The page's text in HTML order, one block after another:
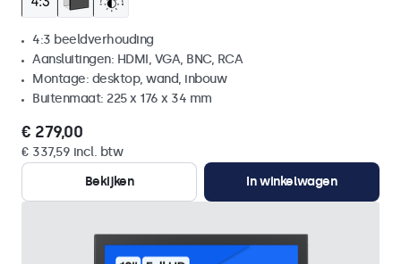
4:3 beeldverhouding
Aansluitingen: HDMI, VGA, BNC, RCA
Montage: desktop, wand, inbouw
Buitenmaat: 225 x 176 x 34 mm
€ 279,00
€ 337,59 incl. btw
Bekijken
In winkelwagen